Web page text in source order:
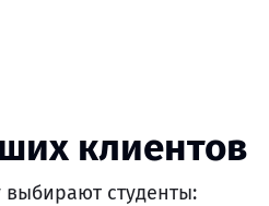
клиентов
выбирают студенты: